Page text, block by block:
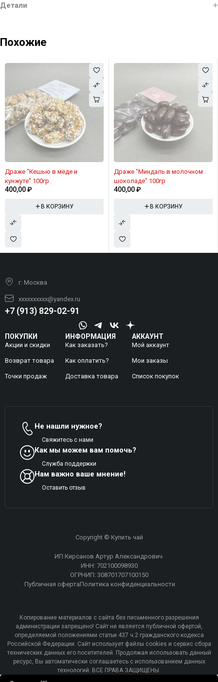
Детали
Похожие
Драже "Кешью в мёде и
кунжуте" 100гр
400,00₽
В КОРЗИНУ
Драже "Миндаль в молочном
шоколаде" 100гр
400,00₽
В КОРЗИНУ
г. Москва
xxxxxxxxxx@yandex.ru
+7 (913) 829-02-91
ПОКУПКИ
Акции и скидки
Возврат товара
Точки продаж
ИНФОРМАЦИЯ
Как заказать?
Как оплатить?
Доставка товара
АККАУНТ
Мой аккаунт
Mои заказы
Список покупок
Не нашли нужное?
Свяжитесь с нами
Как мы можем вам помочь?
Служба поддержки
Нам важно ваше мнение!
Оставить отзыв
Copyright © Купить чай
ИП Кирсанов Артур Александрович
ИНН: 702100098930
ОГРНИП: 308701707100150
Публичная офертаПолитика конфиденциальности
Копирование материалов с сайта без письменного разрешения
администрации запрещено! Сайт не является публичной офертой,
определяемой положениями статьи 437 ч.2 гражданского кодекса
Российской Федерации. Сайт использует файлы cookies и сервис сбора
технических данных его посетителей. Продолжая использовать данный
ресурс, Вы автоматически соглашаетесь с использованием данных
технологий. ВСЕ ПРАВА ЗАЩИЩЕНЫ.